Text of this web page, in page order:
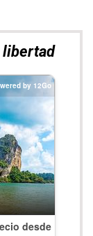
libertad